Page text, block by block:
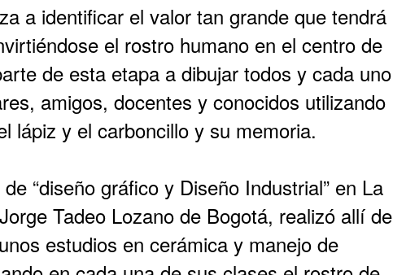
a identificar el valor tan grande que tendrá
el rostro humano en el centro de
de esta etapa a dibujar todos y cada uno
amigos, docentes y conocidos utilizando
lápiz y el carboncillo y su memoria.
“diseño gráfico y Diseño Industrial” en La
Tadeo Lozano de Bogotá, realizó allí de
estudios en cerámica y manejo de